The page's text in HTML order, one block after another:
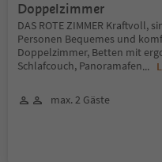
Doppelzimmer
DAS ROTE ZIMMER Kraftvoll,
Personen Bequemes und
Doppelzimmer, Betten mit
Schlafcouch, Panoramafen...
max. 2 Gäste